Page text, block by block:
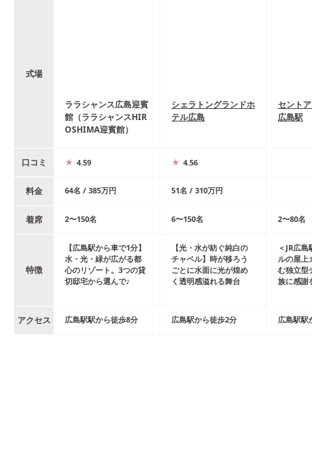
式場
ララシャンス広島迎賓
館（ララシャンスHIR
OSHIMA迎賓館）
シェラトングランドホ
テル広島
セント
広島駅
口コミ 4.59 4.56
料金 64名 / 385万円 51名 / 310万円
着席 2〜150名 6〜150名 2〜80名
特徴
【広島駅から車で1分】
水・光・緑が広がる都
心のリゾート。3つの貸
切邸宅から選んで♪
【光・水が紡ぐ純白の
チャペル】時が移ろう
ごとに水面に光が煌め
く透明感溢れる舞台
＜JR広
ルの屋上
む独立型
族に感謝
アクセス 広島駅駅から徒歩8分 広島駅から徒歩2分 広島駅駅